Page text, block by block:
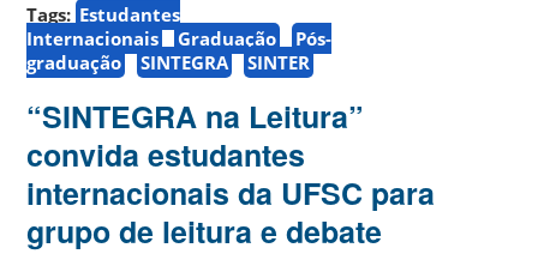
Tags: Estudantes
Internacionais
Graduação
Pós-
graduação
SINTEGRA SINTER
“SINTEGRA na Leitura”
convida estudantes
internacionais da UFSC para
grupo de leitura e debate